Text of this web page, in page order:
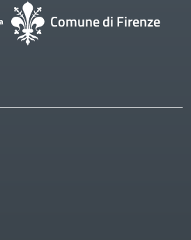
Comune di Firenze